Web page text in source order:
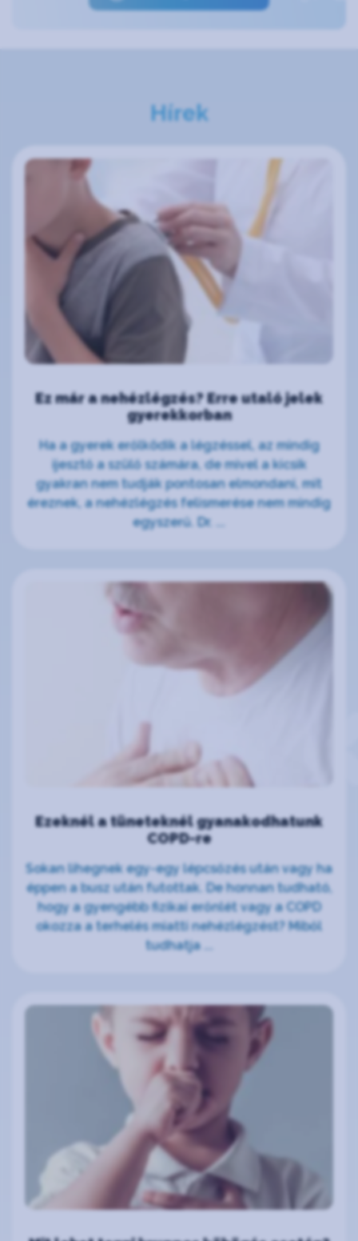
Hírek
Ez már a nehézlégzés? Erre utaló jelek
gyerekkorban
Ha a gyerek erőlködik a légzéssel, az mindig
ijesztő a szülő számára, de mivel a kicsik
gyakran nem tudják pontosan elmondani, mit
éreznek, a nehézlégzés felismerése nem mindig
egyszerű. Dr. ...
Ezeknél a tüneteknél gyanakodhatunk
COPD-re
Sokan lihegnek egy-egy lépcsőzés után vagy ha
éppen a busz után futottak. De honnan tudható,
hogy a gyengébb fizikai erőnlét vagy a COPD
okozza a terhelés miatti nehézlégzést? Miből
tudhatja ...